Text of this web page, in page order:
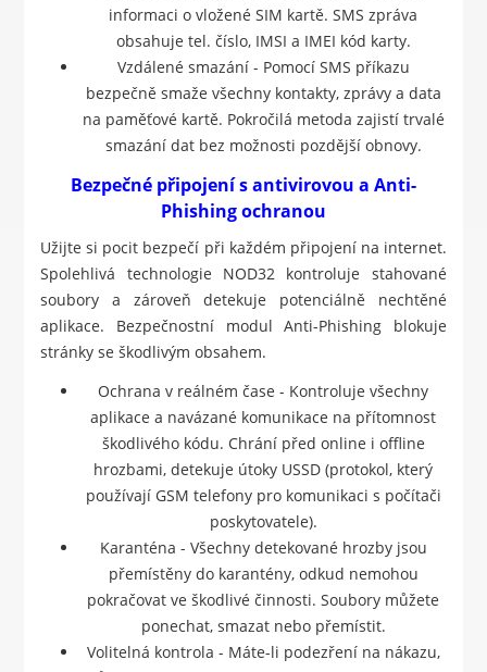
informaci o vložené SIM kartě. SMS zpráva
obsahuje tel. číslo, IMSI a IMEI kód karty.
Vzdálené smazání - Pomocí SMS příkazu
bezpečně smaže všechny kontakty, zprávy a data
na paměťové kartě. Pokročilá metoda zajistí trvalé
smazání dat bez možnosti pozdější obnovy.
Bezpečné připojení s antivirovou a Anti-
Phishing ochranou
Užijte si pocit bezpečí při každém připojení na internet.
Spolehlivá technologie NOD32 kontroluje stahované
soubory a zároveň detekuje potenciálně nechtěné
aplikace. Bezpečnostní modul Anti-Phishing blokuje
stránky se škodlivým obsahem.
Ochrana v reálném čase - Kontroluje všechny
aplikace a navázané komunikace na přítomnost
škodlivého kódu. Chrání před online i offline
hrozbami, detekuje útoky USSD (protokol, který
používají GSM telefony pro komunikaci s počítači
poskytovatele).
Karanténa - Všechny detekované hrozby jsou
přemístěny do karantény, odkud nemohou
pokračovat ve škodlivé činnosti. Soubory můžete
ponechat, smazat nebo přemístit.
Volitelná kontrola - Máte-li podezření na nákazu,